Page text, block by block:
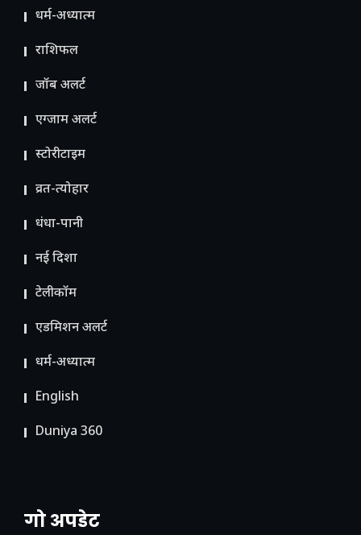
धर्म-अध्यात्म
राशिफल
जॉब अलर्ट
एग्जाम अलर्ट
स्टोरीटाइम
व्रत-त्योहार
धंधा-पानी
नई दिशा
टेलीकॉम
ए​डमिशन अलर्ट
धर्म-अध्यात्म
English
Duniya 360
गो अपडेट